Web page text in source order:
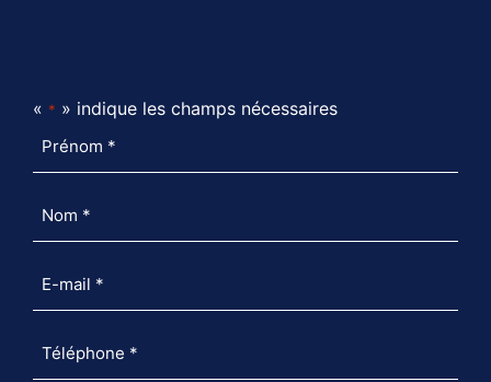
« * » indique les champs nécessaires
mail
*